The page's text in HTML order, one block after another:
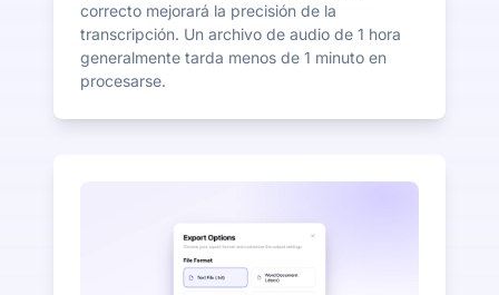
correcto mejorará la precisión de la
transcripción. Un archivo de audio de 1 hora
generalmente tarda menos de 1 minuto en
procesarse.